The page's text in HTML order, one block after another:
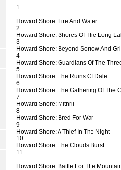
1
Howard Shore: Fire And Water
2
Howard Shore: Shores Of The Long
3
Howard Shore: Beyond Sorrow And
4
Howard Shore: Guardians Of The
5
Howard Shore: The Ruins Of Dale
6
Howard Shore: The Gathering Of The
7
Howard Shore: Mithril
8
Howard Shore: Bred For War
9
Howard Shore: A Thief In The Night
10
Howard Shore: The Clouds Burst
11
Howard Shore: Battle For The Mountain